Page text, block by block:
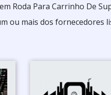
Roda Para Carrinho De
ou mais dos fornecedores